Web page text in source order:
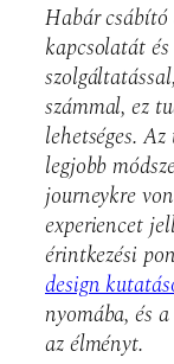
Habár csábító
kapcsolatát
számmal, ez
lehetséges.
legjobb
journeykre
experiencet
érintkezési
design
nyomába, és
az élményt.